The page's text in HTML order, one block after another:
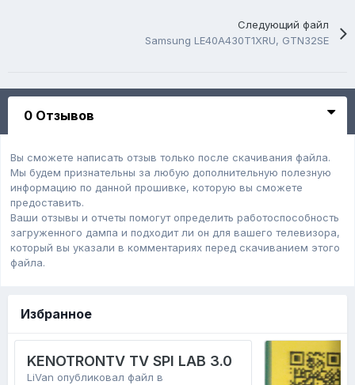
Следующий файл
Samsung LE40A430T1XRU, GTN32SE
0 Отзывов
Вы сможете написать отзыв только после скачивания файла.
Мы будем признательны за любую дополнительную полезную
информацию по данной прошивке, которую вы сможете
предоставить.
Ваши отзывы и отчеты помогут определить работоспособность
загруженного дампa и подходит ли он для вашего телевизора,
который вы указали в комментариях перед скачиванием этого
файла.
Избранное
KENOTRONTV TV SPI LAB 3.0
LiVan опубликовал файл в